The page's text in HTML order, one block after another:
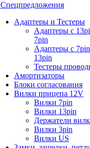
Спецпредложения
Адаптеры и Тестеры
Адаптеры с
7pin
Адаптеры с
13pin
Тестеры
Амортизаторы
Блоки согласования
Вилки прицепа 12V
Вилки 7pin
Вилки 13pin
Держатели
Вилки 3pin
Вилки US